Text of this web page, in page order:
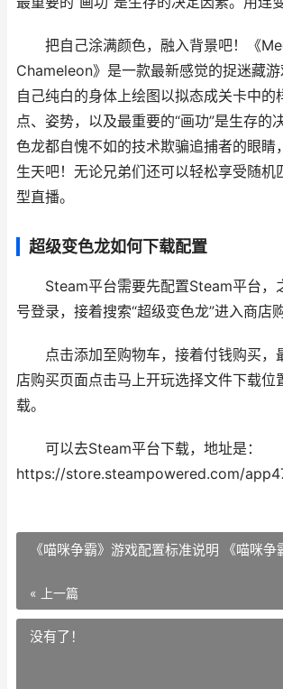
把自己涂满颜色，融入背景吧！《
Chameleon》是一款最新感觉的捉迷藏
自己纯白的身体上绘图以拟态成关卡中的
点、姿势，以及最重要的“画功”是生存的
色龙都自愧不如的技术欺骗追捕者的眼睛
生天吧！无论兄弟们还可以轻松享受随机
型直播。
超级变色龙如何下载配置
Steam平台需要先配置Steam平台，
号登录，接着搜索“超级变色龙”进入商店
点击添加至购物车，接着付钱购买，
店购买页面点击马上开玩选择文件下载位
载。
可以去Steam平台下载，地址是：
https://store.steampowered.com/
《喵咪争霸》游戏配置标准说明 《喵咪
« 上一篇
没有了！